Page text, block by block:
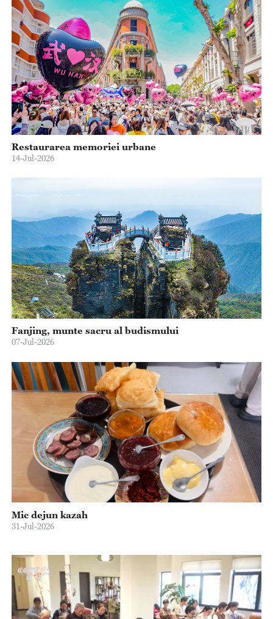
Restaurarea memoriei urbane
14-Jul-2026
Fanjing, munte sacru al budismului
07-Jul-2026
Mic dejun kazah
31-Jul-2026